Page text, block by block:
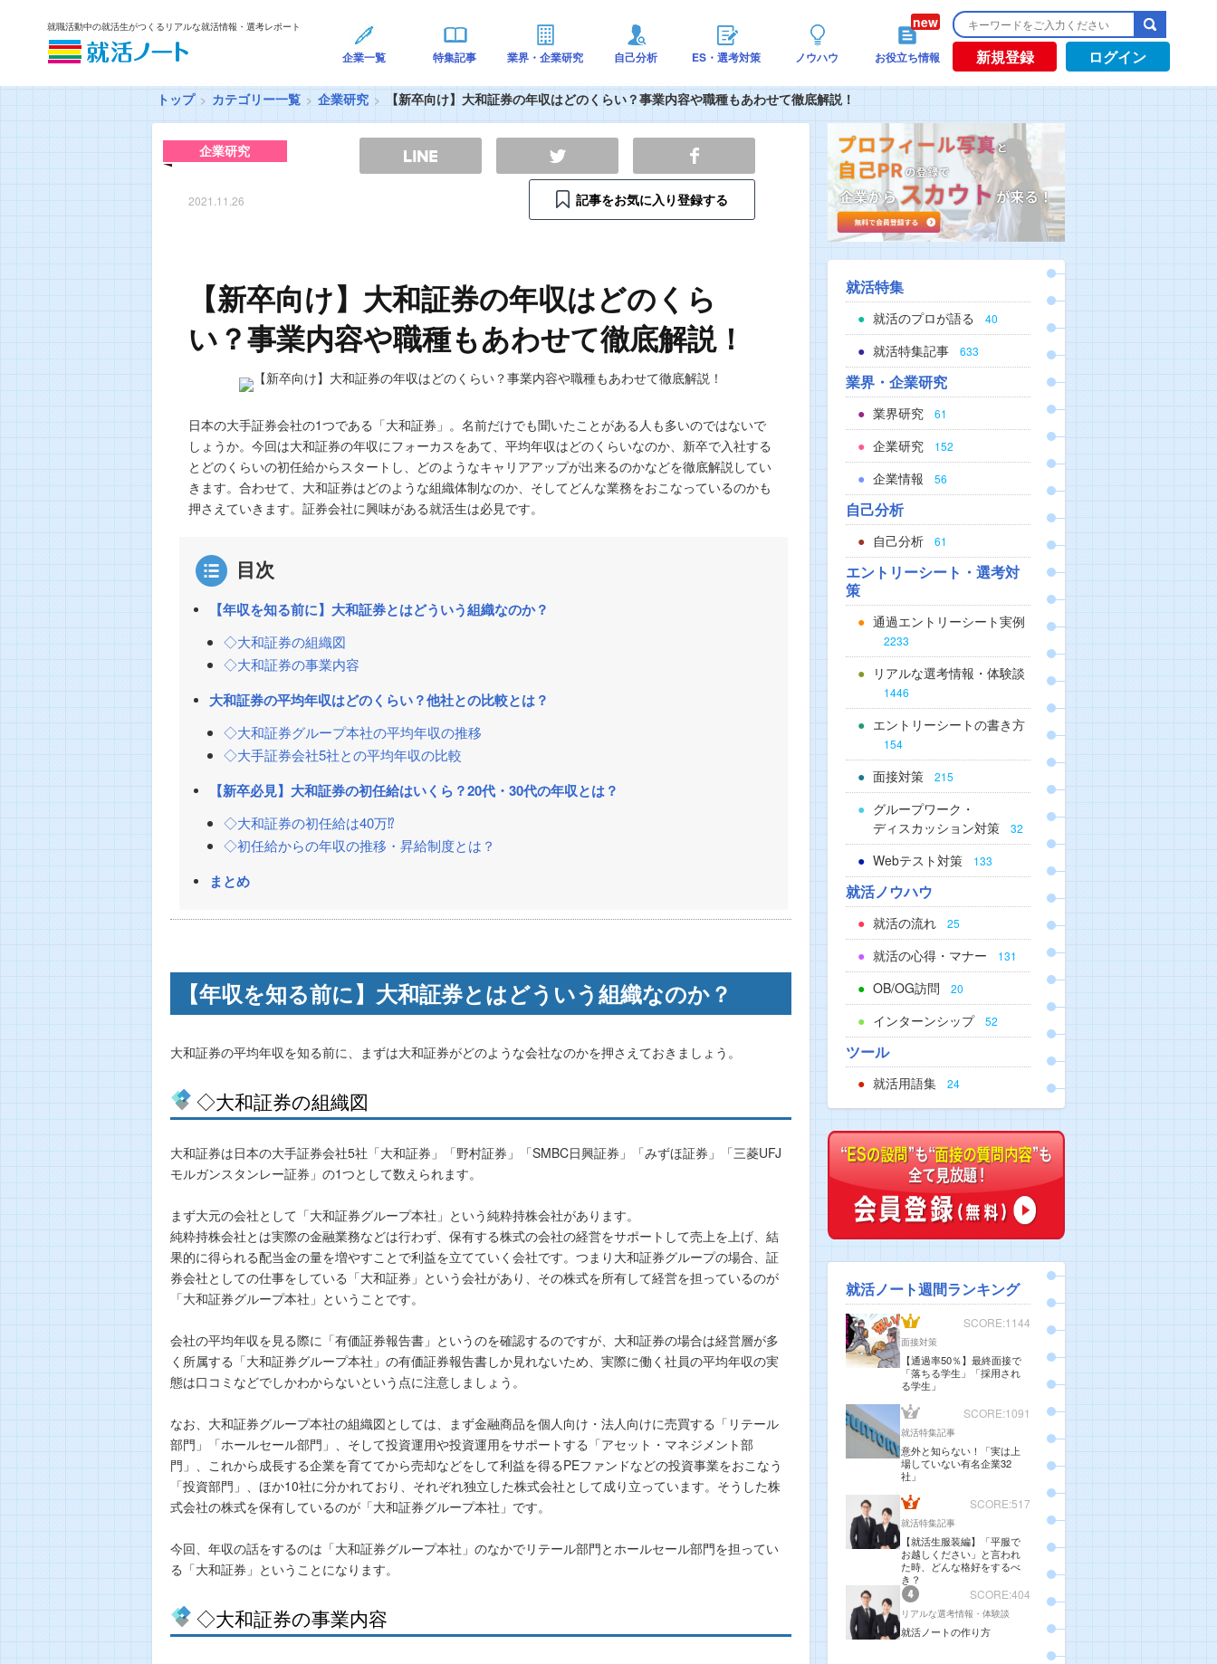
就職活動中の就活生がつくるリアルな就活情報・選考レポート
企業一覧 特集記事 業界・企業研究 自己分析 ES・選考対策 ノウハウ お役立ち情報 新規登録 ログイン
トップ カテゴリー一覧 企業研究 【新卒向け】大和証券の年収はどのくらい？事業内容や職種もあわせて徹底解説！
企業研究
2021.11.26 記事をお気に入り登録する
【新卒向け】大和証券の年収はどのくら
い？事業内容や職種もあわせて徹底解説！
日本の大手証券会社の1つである「大和証券」。名前だけでも聞いたことがある人も多いのではないで
しょうか。今回は大和証券の年収にフォーカスをあて、平均年収はどのくらいなのか、新卒で入社する
とどのくらいの初任給からスタートし、どのようなキャリアアップが出来るのかなどを徹底解説してい
きます。合わせて、大和証券はどのような組織体制なのか、そしてどんな業務をおこなっているのかも
押さえていきます。証券会社に興味がある就活生は必見です。
目次
【年収を知る前に】大和証券とはどういう組織なのか？
◇大和証券の組織図
◇大和証券の事業内容
大和証券の平均年収はどのくらい？他社との比較とは？
◇大和証券グループ本社の平均年収の推移
◇大手証券会社5社との平均年収の比較
【新卒必見】大和証券の初任給はいくら？20代・30代の年収とは？
◇大和証券の初任給は40万⁉
◇初任給からの年収の推移・昇給制度とは？
まとめ
【年収を知る前に】大和証券とはどういう組織なのか？
大和証券の平均年収を知る前に、まずは大和証券がどのような会社なのかを押さえておきましょう。
◇大和証券の組織図
大和証券は日本の大手証券会社5社「大和証券」「野村証券」「SMBC日興証券」「みずほ証券」「三菱UFJ
モルガンスタンレー証券」の1つとして数えられます。
まず大元の会社として「大和証券グループ本社」という純粋持株会社があります。
純粋持株会社とは実際の金融業務などは行わず、保有する株式の会社の経営をサポートして売上を上げ、結
果的に得られる配当金の量を増やすことで利益を立てていく会社です。つまり大和証券グループの場合、証
券会社としての仕事をしている「大和証券」という会社があり、その株式を所有して経営を担っているのが
「大和証券グループ本社」ということです。
会社の平均年収を見る際に「有価証券報告書」というのを確認するのですが、大和証券の場合は経営層が多
く所属する「大和証券グループ本社」の有価証券報告書しか見れないため、実際に働く社員の平均年収の実
態は口コミなどでしかわからないという点に注意しましょう。
なお、大和証券グループ本社の組織図としては、まず金融商品を個人向け・法人向けに売買する「リテール
部門」「ホールセール部門」、そして投資運用や投資運用をサポートする「アセット・マネジメント部
門」、これから成長する企業を育ててから売却などをして利益を得るPEファンドなどの投資事業をおこなう
「投資部門」、ほか10社に分かれており、それぞれ独立した株式会社として成り立っています。そうした株
式会社の株式を保有しているのが「大和証券グループ本社」です。
今回、年収の話をするのは「大和証券グループ本社」のなかでリテール部門とホールセール部門を担ってい
る「大和証券」ということになります。
◇大和証券の事業内容
就活特集
就活のプロが語る 40
就活特集記事 633
業界・企業研究
業界研究 61
企業研究 152
企業情報 56
自己分析
自己分析 61
エントリーシート・選考対
策
通過エントリーシート実例
2233
リアルな選考情報・体験談
1446
エントリーシートの書き方
154
面接対策 215
グループワーク・
ディスカッション対策
32
Webテスト対策 133
就活ノウハウ
就活の流れ 25
就活の心得・マナー 131
OB/OG訪問 20
インターンシップ 52
ツール
就活用語集 24
就活ノート週間ランキング
SCORE:1144
面接対策
【通過率50％】最終面接で
「落ちる学生」「採用され
る学生」
SCORE:1091
就活特集記事
意外と知らない！「実は上
場していない有名企業32
社」
SCORE:517
就活特集記事
【就活生服装編】「平服で
お越しください」と言われ
た時、どんな格好をするべ
き？
SCORE:404
リアルな選考情報・体験談
就活ノートの作り方